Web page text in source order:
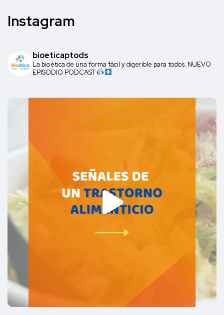
Instagram
bioeticaptods
La bioética de una forma fácil y digerible para todos. NUEVO
EPISODIO PODCAST